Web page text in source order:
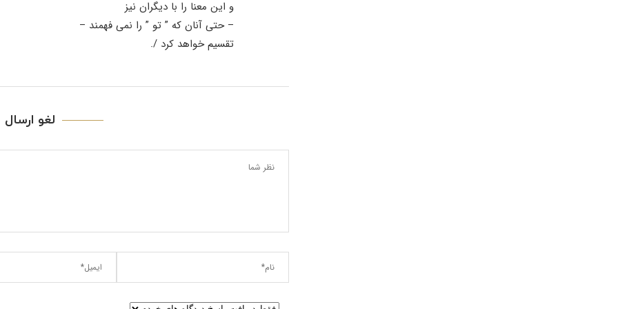
و این معنا را با دیگران نیز
– حتی آنان که ” تو ” را نمی فهمند –
تقسیم خواهد کرد /.
لغو ارسال